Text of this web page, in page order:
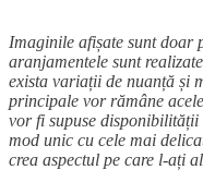
Imaginile afișate sunt doar
aranjamentele sunt
exista variații de nuanță și
principale vor rămâne
vor fi supuse disponibilității
mod unic cu cele mai
crea aspectul pe care l-ați